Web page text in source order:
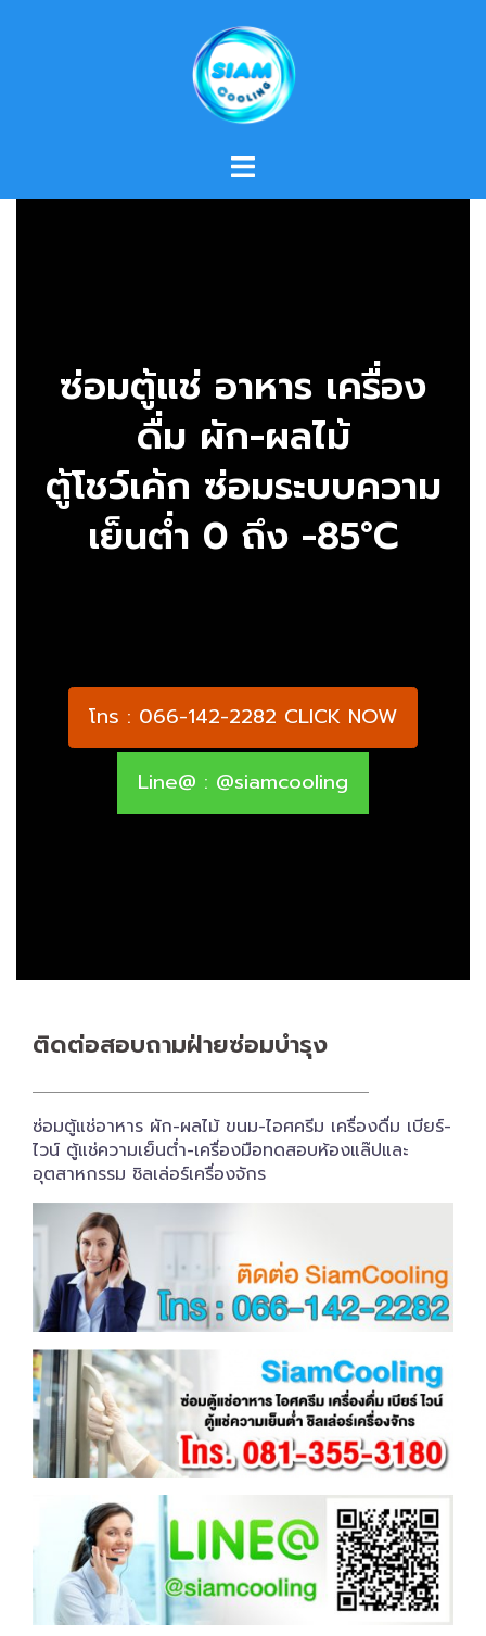
ซ่อมตู้แช่ อาหาร เครื่อง
ดื่ม ผัก-ผลไม้
ตู้โชว์เค้ก ซ่อมระบบความ
เย็นต่ำ 0 ถึง -85°C
โทร : 066-142-2282 CLICK NOW
Line@ : @siamcooling
ติดต่อสอบถาม​ฝ่ายซ่อมบำรุง
ซ่อมตู้แช่อาหาร ผัก-ผลไม้ ขนม-ไอศครีม เครื่องดื่ม เบียร์-
ไวน์ ตู้แช่ความเย็นต่ำ-เครื่องมือทดสอบห้องแล๊ปและ
อุตสาหกรรม ชิลเล่อร์เครื่อง​จักร